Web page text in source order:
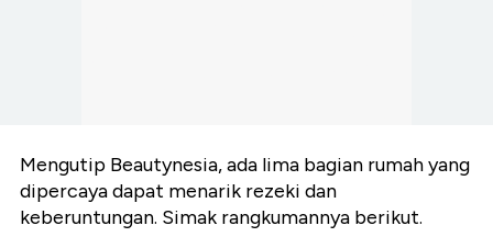
Mengutip Beautynesia, ada lima bagian rumah yang
dipercaya dapat menarik rezeki dan
keberuntungan. Simak rangkumannya berikut.